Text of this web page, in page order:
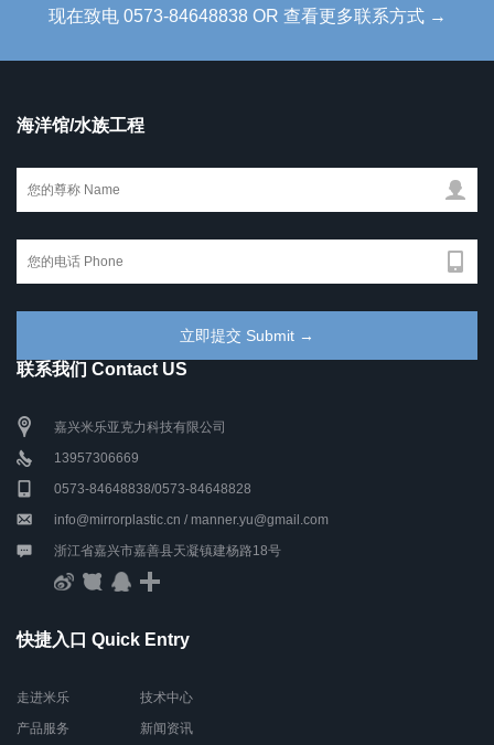
现在致电 0573-84648838 OR 查看更多联系方式 →
海洋馆/水族工程
联系我们 Contact US
嘉兴米乐亚克力科技有限公司
13957306669
0573-84648838/0573-84648828
info@mirrorplastic.cn / manner.yu@gmail.com
浙江省嘉兴市嘉善县天凝镇建杨路18号
快捷入口 Quick Entry
走进米乐
产品服务
技术中心
新闻资讯